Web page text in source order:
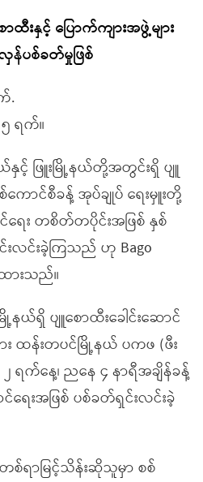
းနှင့် ပြောက်ကျားအဖွဲ့များ
န်ပစ်ခတ်မှုဖြစ်
.
၅ ရက်။
နှင့် ဖြူးမြို့နယ်တို့အတွင်းရှိ ပျူ
ကောင်စီခန့် အုပ်ချုပ် ရေးမှူးတို့
ေး တစိတ်တပိုင်းအဖြစ် နှစ်
င်းခဲ့ကြသည် ဟု Bago
ားသည်။
ယ်ရှိ ပျူစောထီးခေါင်းဆောင်
ထန်းတပင်မြို့နယ် ပကဖ (ဖီး
ရက်နေ့၊ ညနေ ၄ နာရီအချိန်ခန့်
ေးအဖြစ် ပစ်ခတ်ရှင်းလင်းခဲ့
တစ်ရာမြင့်သိန်းဆိုသူမှာ စစ်